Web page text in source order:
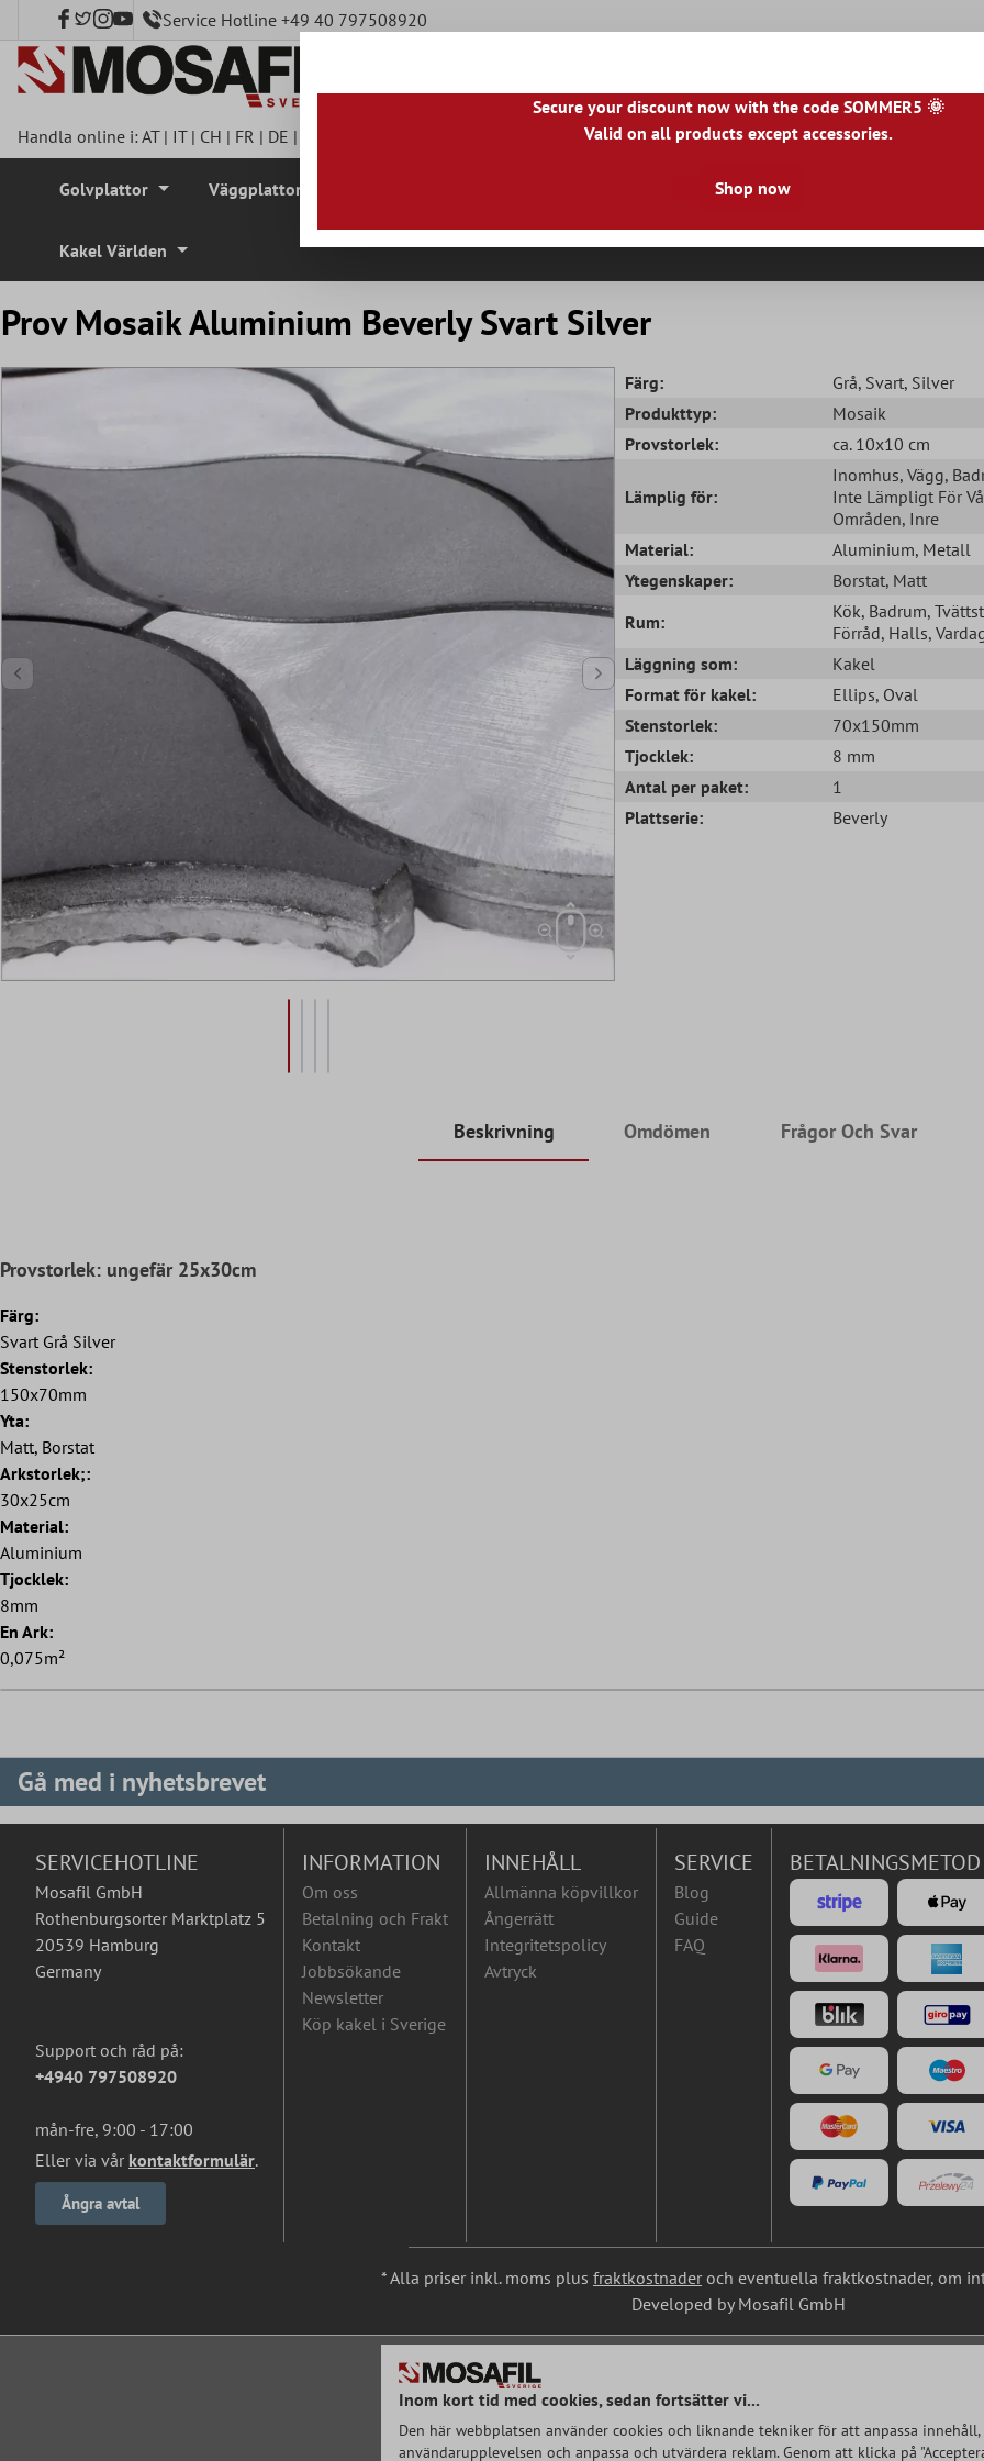
Service Hotline +49 40 797508920
Handla online i:AT| IT| CH | FR | DE | |PT| FI|GR |RO|NO|HU| BG|HR|LU
Golvplattor Väggplattor Terrassplattor
Kakel Världen
Prov Mosaik Aluminium Beverly Svart Silver
Färg: Grå, Svart, Silver
Produkttyp:
Mosaik
Provstorlek:
ca. 10x10 cm
Lämplig för:
Inomhus, Vägg,
Inte Lämpligt För
Områden, Inre
Material:
Aluminium, Metall
Ytegenskaper:
Borstat, Matt
Rum:
Kök, Badrum,
Förråd, Halls,
Läggning som:
Kakel
Format för kakel:
Ellips, Oval
Stenstorlek:
70x150mm
Tjocklek:
8 mm
Antal per paket:
1
Plattserie:
Beverly
Beskrivning Omdömen Frågor Och Svar
Provstorlek: ungefär 25x30cm
Färg:
Svart Grå Silver
Stenstorlek:
150x70mm
Yta:
Matt, Borstat
Arkstorlek;:
30x25cm
Material:
Aluminium
Tjocklek:
8mm
En Ark:
0,075m²
Gå med i nyhetsbrevet
SERVICEHOTLINE
Mosafil GmbH
Rothenburgsorter Marktplatz 5
20539 Hamburg
Germany
Support och råd på:
+4940 797508920
mån-fre, 9:00 - 17:00
Eller via vår kontaktformulär.
Ångra avtal
INFORMATION
Om oss
Betalning och Frakt
Kontakt
Jobbsökande
Newsletter
Köp kakel i Sverige
INNEHÅLL
Allmänna köpvillkor
Ångerrätt
Integritetspolicy
Avtryck
SERVICE
Blog
Guide
FAQ
BETALNINGSMETOD
* Alla priser inkl. moms plus fraktkostnader och eventuella fraktkostnader, om
Developed by Mosafil GmbH
Inom kort tid med cookies, sedan fortsätter vi...
Den här webbplatsen använder cookies och liknande tekniker för att anpassa
användarupplevelsen och anpassa och utvärdera reklam. Genom att klicka på
Secure your discount now with the code SOMMER5 🌞
Valid on all products except accessories.
Shop now